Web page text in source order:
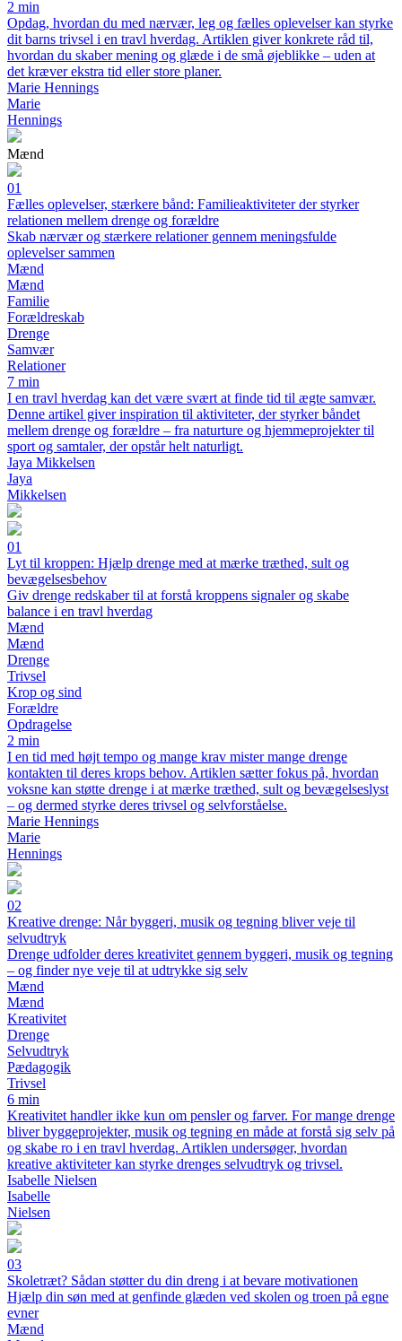
2 min
Opdag, hvordan du med nærvær, leg og fælles oplevelser kan styrke
dit barns trivsel i en travl hverdag. Artiklen giver konkrete råd til,
hvordan du skaber mening og glæde i de små øjeblikke – uden at
det kræver ekstra tid eller store planer.
Marie Hennings
Marie
Hennings
Mænd
01
Fælles oplevelser, stærkere bånd: Familieaktiviteter der styrker
relationen mellem drenge og forældre
Skab nærvær og stærkere relationer gennem meningsfulde
oplevelser sammen
Mænd
Mænd
Familie
Forældreskab
Drenge
Samvær
Relationer
7 min
I en travl hverdag kan det være svært at finde tid til ægte samvær.
Denne artikel giver inspiration til aktiviteter, der styrker båndet
mellem drenge og forældre – fra naturture og hjemmeprojekter til
sport og samtaler, der opstår helt naturligt.
Jaya Mikkelsen
Jaya
Mikkelsen
01
Lyt til kroppen: Hjælp drenge med at mærke træthed, sult og
bevægelsesbehov
Giv drenge redskaber til at forstå kroppens signaler og skabe
balance i en travl hverdag
Mænd
Mænd
Drenge
Trivsel
Krop og sind
Forældre
Opdragelse
2 min
I en tid med højt tempo og mange krav mister mange drenge
kontakten til deres krops behov. Artiklen sætter fokus på, hvordan
voksne kan støtte drenge i at mærke træthed, sult og bevægelseslyst
– og dermed styrke deres trivsel og selvforståelse.
Marie Hennings
Marie
Hennings
02
Kreative drenge: Når byggeri, musik og tegning bliver veje til
selvudtryk
Drenge udfolder deres kreativitet gennem byggeri, musik og tegning
– og finder nye veje til at udtrykke sig selv
Mænd
Mænd
Kreativitet
Drenge
Selvudtryk
Pædagogik
Trivsel
6 min
Kreativitet handler ikke kun om pensler og farver. For mange drenge
bliver byggeprojekter, musik og tegning en måde at forstå sig selv på
og skabe ro i en travl hverdag. Artiklen undersøger, hvordan
kreative aktiviteter kan styrke drenges selvudtryk og trivsel.
Isabelle Nielsen
Isabelle
Nielsen
03
Skoletræt? Sådan støtter du din dreng i at bevare motivationen
Hjælp din søn med at genfinde glæden ved skolen og troen på egne
evner
Mænd